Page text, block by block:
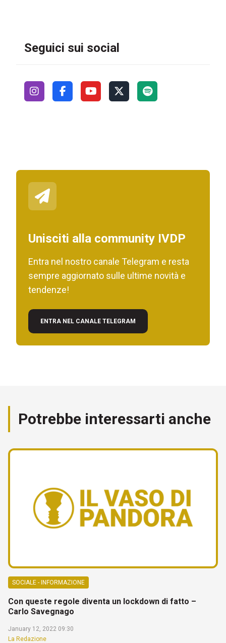
Seguici sui social
Unisciti alla community IVDP
Entra nel nostro canale Telegram e resta
sempre aggiornato sulle ultime novità e
tendenze!
ENTRA NEL CANALE TELEGRAM
Potrebbe interessarti anche
SOCIALE - INFORMAZIONE
Con queste regole diventa un lockdown di fatto –
Carlo Savegnago
January 12, 2022 09:30
La Redazione